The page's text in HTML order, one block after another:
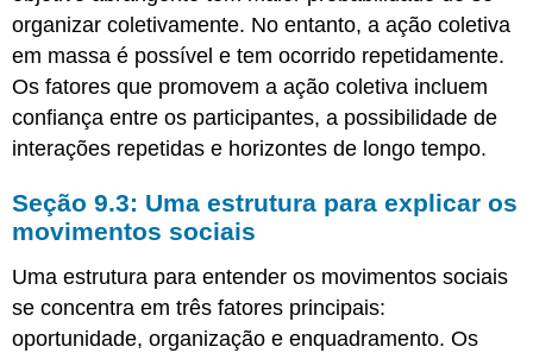
organizar coletivamente. No entanto, a ação coletiva
em massa é possível e tem ocorrido repetidamente.
Os fatores que promovem a ação coletiva incluem
confiança entre os participantes, a possibilidade de
interações repetidas e horizontes de longo tempo.
Seção 9.3: Uma estrutura para explicar os
movimentos sociais
Uma estrutura para entender os movimentos sociais
se concentra em três fatores principais:
oportunidade, organização e enquadramento. Os